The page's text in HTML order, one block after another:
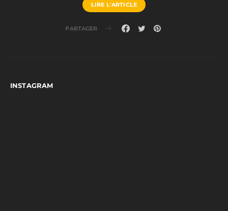
LIRE L'ARTICLE
PARTAGER
INSTAGRAM